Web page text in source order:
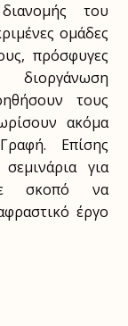
του
ομάδες
πρόσφυγες
τους
ακόμα
Επίσης
σεμινάρια για
σκοπό να
έργο